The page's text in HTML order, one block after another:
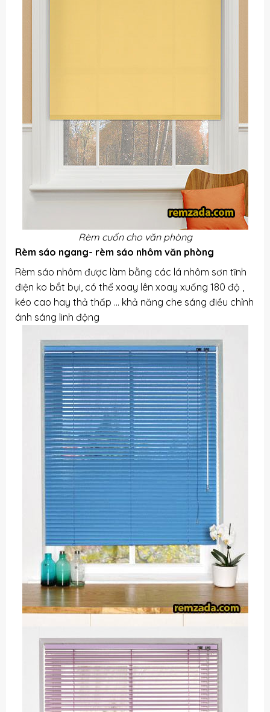
Rèm cuốn cho văn phòng
Rèm sáo ngang- rèm sáo nhôm văn phòng
Rèm sáo nhôm được làm bằng các lá nhôm sơn tĩnh
điện ko bắt bụi, có thể xoay lên xoay xuống 180 độ ,
kéo cao hay thả thấp … khả năng che sáng điều chỉnh
ánh sáng linh động